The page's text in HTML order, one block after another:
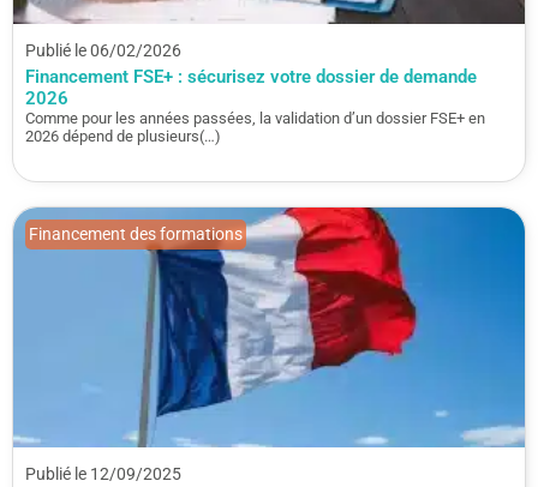
Publié le 06/02/2026
Financement FSE+ : sécurisez votre dossier de demande
2026
Comme pour les années passées, la validation d’un dossier FSE+ en
2026 dépend de plusieurs(…)
Publié le 12/09/2025
Financement des formations